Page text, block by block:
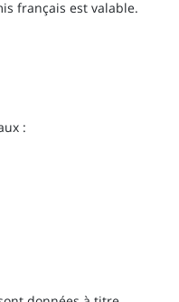
français est valable.
: